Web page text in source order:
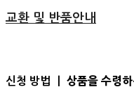
교환 및 반품안내
신청 방법 ㅣ 상품을 수령